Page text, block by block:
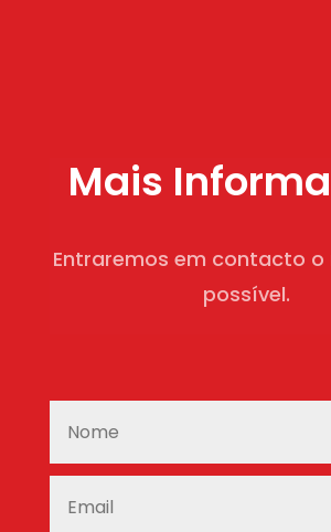
Mais
Entraremos em contacto o
possível.